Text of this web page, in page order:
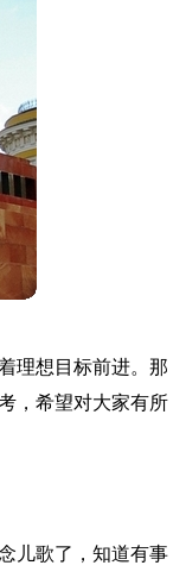
理想目标前进。那
，希望对大家有所
儿歌了，知道有事